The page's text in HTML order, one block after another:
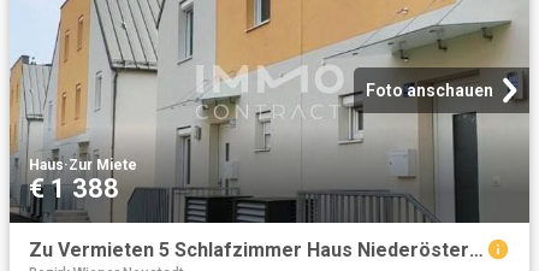
Foto anschauen
Haus·Zur Miete
€ 1 388
Zu Vermieten 5 Schlafzimmer Haus Niederösterreich Niederösterreich DS101582898